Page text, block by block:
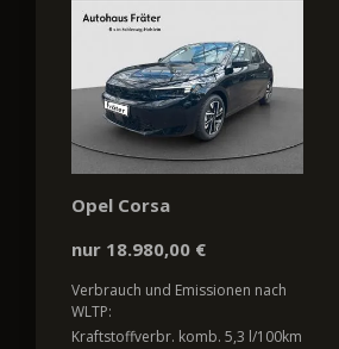
Opel Corsa
nur 18.980,00 €
Verbrauch und Emissionen nach
WLTP:
Kraftstoffverbr. komb. 5,3 l/100km